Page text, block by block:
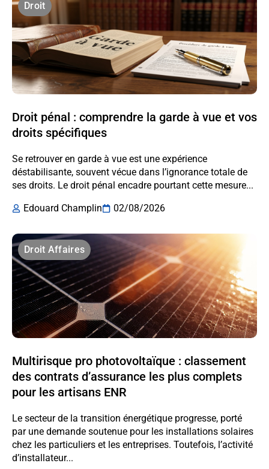
Droit
Droit pénal : comprendre la garde à vue et vos
droits spécifiques
Se retrouver en garde à vue est une expérience
déstabilisante, souvent vécue dans l’ignorance totale de
ses droits. Le droit pénal encadre pourtant cette mesure...
Edouard Champlin
02/08/2026
Droit Affaires
Multirisque pro photovoltaïque : classement
des contrats d’assurance les plus complets
pour les artisans ENR
Le secteur de la transition énergétique progresse, porté
par une demande soutenue pour les installations solaires
chez les particuliers et les entreprises. Toutefois, l’activité
d’installateur...